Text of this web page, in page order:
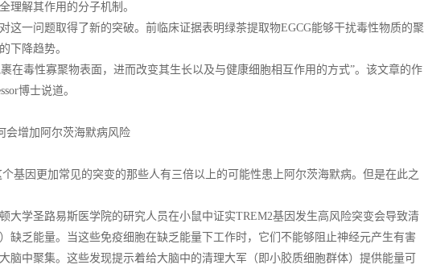
理解其作用的分子机制。
这一问题取得了新的突破。前临床证据表明绿茶提取物EGCG能够干扰毒性物质的聚
下降趋势。
在毒性寡聚物表面，进而改变其生长以及与健康细胞相互作用的方式”。该文章的作
博士说道。
会增加阿尔茨海默病风险
基因更加常见的突变的那些人有三倍以上的可能性患上阿尔茨海默病。但是在此之
大学圣路易斯医学院的研究人员在小鼠中证实TREM2基因发生高风险突变会导致清
缺乏能量。当这些免疫细胞在缺乏能量下工作时，它们不能够阻止神经元产生有害
脑中聚集。这些发现提示着给大脑中的清理大军（即小胶质细胞群体）提供能量可